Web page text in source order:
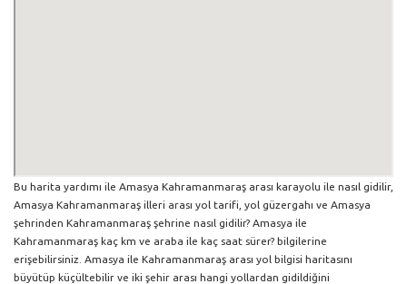
Bu harita yardımı ile Amasya Kahramanmaraş arası karayolu ile nasıl gidilir,
Amasya Kahramanmaraş illeri arası yol tarifi, yol güzergahı ve Amasya
şehrinden Kahramanmaraş şehrine nasıl gidilir? Amasya ile
Kahramanmaraş kaç km ve araba ile kaç saat sürer? bilgilerine
erişebilirsiniz. Amasya ile Kahramanmaraş arası yol bilgisi haritasını
büyütüp küçültebilir ve iki şehir arası hangi yollardan gidildiğini